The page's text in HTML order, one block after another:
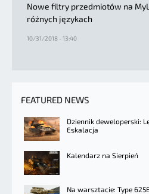
Nowe filtry przedmiotów na
różnych językach
10/31/2018 - 13:40
FEATURED NEWS
Dziennik deweloperski:
Eskalacja
Kalendarz na Sierpień
Na warsztacie: Type 625E